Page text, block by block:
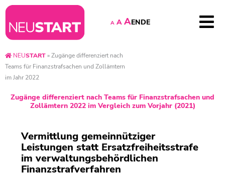
A A AENDE
NEUSTART»Zugänge differenziert nach
Teams für Finanzstrafsachen und Zollämtern
im Jahr 2022
Zugänge differenziert nach Teams für Finanzstrafsachen und
Zollämtern 2022 im Vergleich zum Vorjahr (2021)
Vermittlung gemeinnütziger
Leistungen statt Ersatzfreiheitsstrafe
im verwaltungsbehördlichen
Finanzstrafverfahren